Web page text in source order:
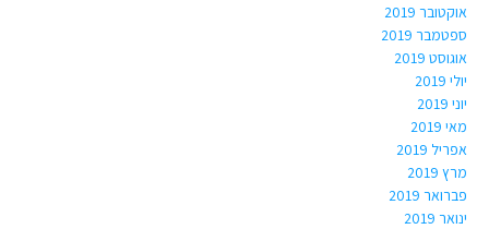
אוקטובר 2019
ספטמבר 2019
אוגוסט 2019
יולי 2019
יוני 2019
מאי 2019
אפריל 2019
מרץ 2019
פברואר 2019
ינואר 2019